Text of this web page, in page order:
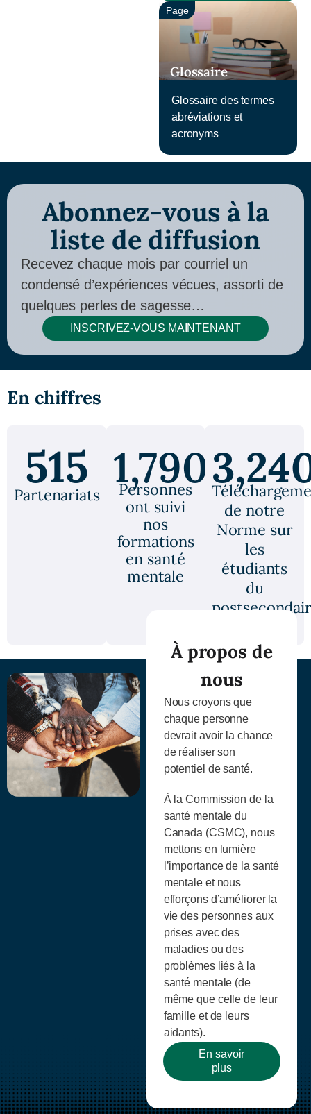
Glossaire
Page
Glossaire des termes
abréviations et
acronyms
Abonnez-vous à la
liste de diffusion
Recevez chaque mois par courriel un
condensé d’expériences vécues, assorti de
quelques perles de sagesse…
INSCRIVEZ-VOUS MAINTENANT
En chiffres
515
Partenariats
1,790,390
Personnes
ont suivi
nos
formations
en santé
mentale
de notre
Norme sur
les
étudiants
du
À propos de
nous
Nous croyons que
chaque personne
devrait avoir la chance
de réaliser son
potentiel de santé.
À la Commission de la
santé mentale du
Canada (CSMC), nous
mettons en lumière
l’importance de la santé
mentale et nous
efforçons d’améliorer la
vie des personnes aux
prises avec des
maladies ou des
problèmes liés à la
santé mentale (de
même que celle de leur
famille et de leurs
aidants).
En savoir
plus